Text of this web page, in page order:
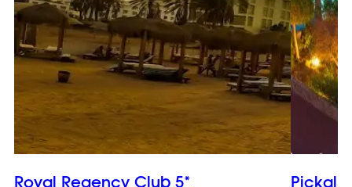
Royal Regency Club 5*